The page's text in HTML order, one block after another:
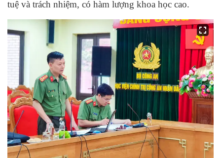
tuệ và trách nhiệm, có hàm lượng khoa học cao.